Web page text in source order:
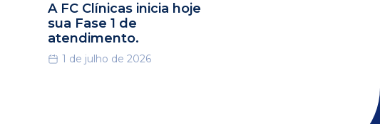
A FC Clínicas inicia hoje
sua Fase 1 de
atendimento.
1 de julho de 2026